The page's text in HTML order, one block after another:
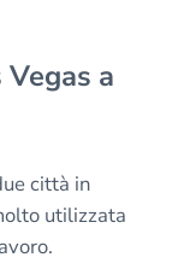
a
città in
utilizzata